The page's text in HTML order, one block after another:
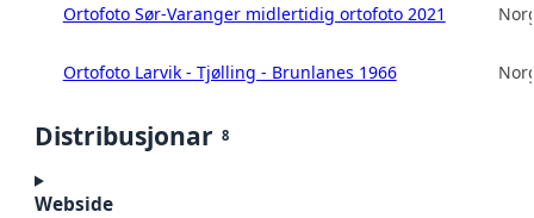
Ortofoto Sør-Varanger midlertidig ortofoto 2021
Ortofoto Larvik - Tjølling - Brunlanes 1966
Distribusjonar 8
Webside